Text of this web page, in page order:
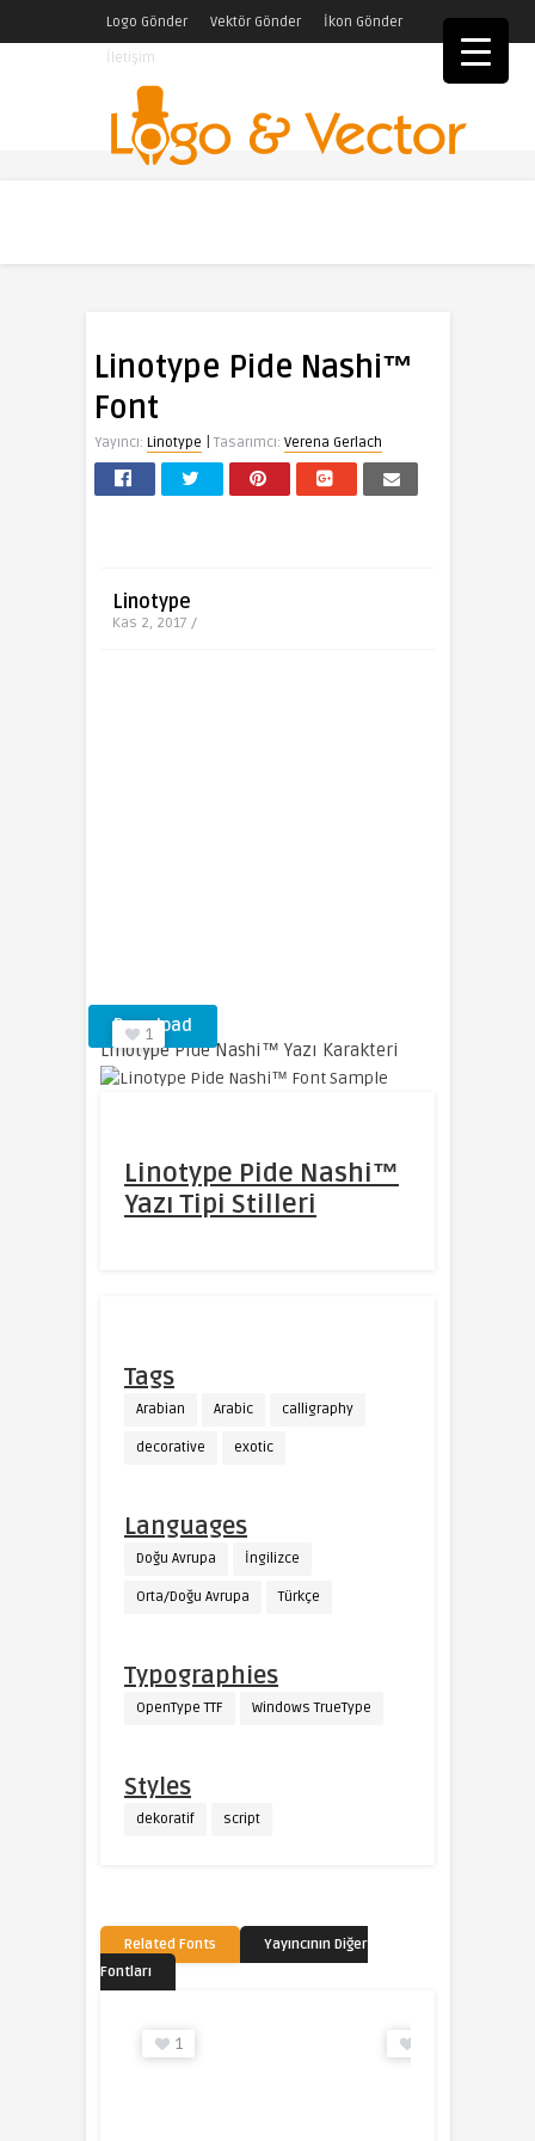
Logo Gönder Vektör Gönder
İkon Gönder
İletişim
Linotype Pide Nashi™
Font
Yayıncı: Linotype |Tasarımcı: Verena Gerlach
Linotype
Kas 2, 2017 /
Download
1
Linotype Pide Nashi™ Yazı Karakteri
Linotype Pide Nashi™
Yazı Tipi Stilleri
Tags
Arabian Arabic calligraphy
decorative exotic
Languages
Doğu Avrupa İngilizce
Orta/Doğu Avrupa Türkçe
Typographies
OpenType TTF Windows TrueType
Styles
dekoratif script
Related Fonts
Yayıncının Diğer
Fontları
1